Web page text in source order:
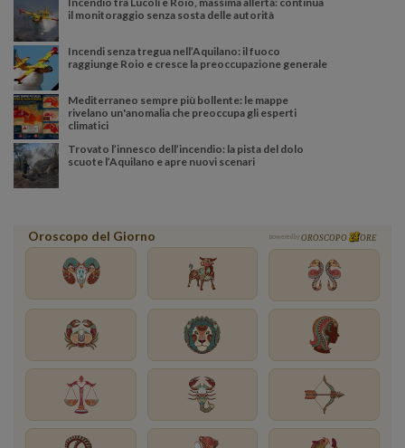
il monitoraggio senza sosta delle autorità
Incendi senza tregua nell’Aquilano: il fuoco
raggiunge Roio e cresce la preoccupazione generale
Mediterraneo sempre più bollente: le mappe
rivelano un'anomalia che preoccupa gli esperti
climatici
Trovato l’innesco dell’incendio: la pista del dolo
scuote l’Aquilano e apre nuovi scenari
Oroscopo del Giorno powered by OROSCOPO ORE